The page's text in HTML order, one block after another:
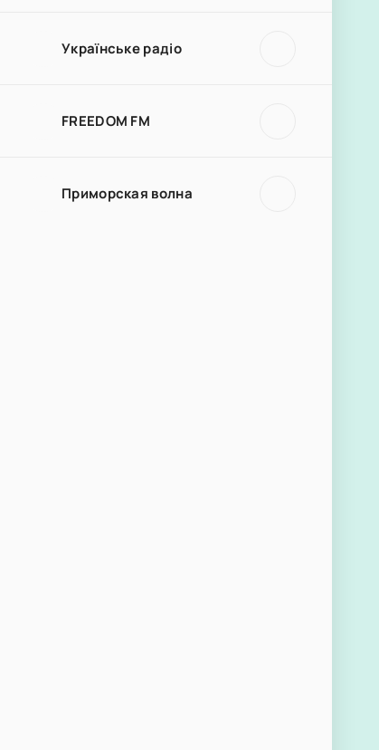
Українське радіо
FREEDOM FM
Приморская волна